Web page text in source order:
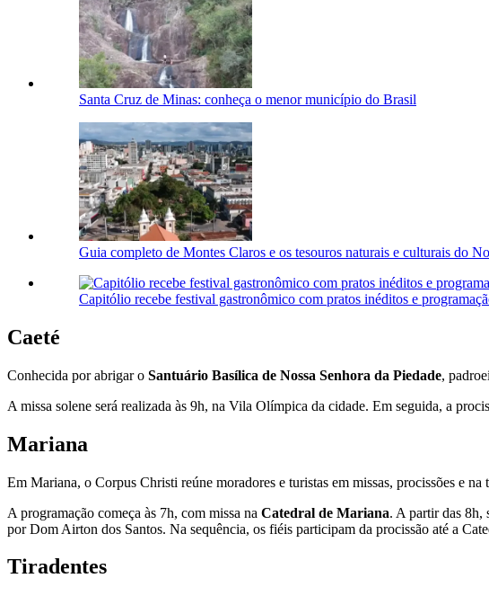
Santa Cruz de Minas: conheça o menor município do Brasil
Guia completo de Montes Claros e os tesouros naturais e culturais do
Capitólio recebe festival gastronômico com pratos inéditos e
Caeté
Conhecida por abrigar o Santuário Basílica de Nossa Senhora da Piedade,
A missa solene será realizada às 9h, na Vila Olímpica da cidade. Em seguida, a
Mariana
Em Mariana, o Corpus Christi reúne moradores e turistas em missas, procissões e
A programação começa às 7h, com missa na Catedral de Mariana. A partir das 8h,
por Dom Airton dos Santos. Na sequência, os fiéis participam da procissão até a
Tiradentes